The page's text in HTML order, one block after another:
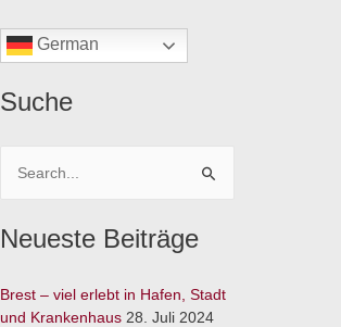
German
Suche
c
e
Neueste Beiträge
Brest – viel erlebt in Hafen, Stadt
und Krankenhaus 28. Juli 2024